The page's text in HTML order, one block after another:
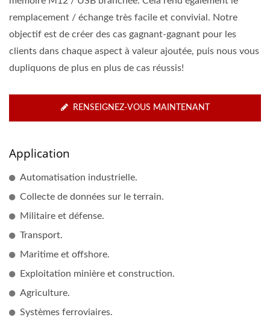
remplacement / échange très facile et convivial. Notre
objectif est de créer des cas gagnant-gagnant pour les
clients dans chaque aspect à valeur ajoutée, puis nous vous
dupliquons de plus en plus de cas réussis!
RENSEIGNEZ-VOUS MAINTENANT
Application
Automatisation industrielle.
Collecte de données sur le terrain.
Militaire et défense.
Transport.
Maritime et offshore.
Exploitation minière et construction.
Agriculture.
Systèmes ferroviaires.